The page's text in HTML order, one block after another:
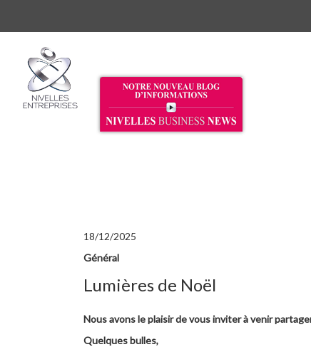
18/12/2025
Général
Lumières de Noël
Nous avons le plaisir de vous inviter à venir
Quelques bulles,